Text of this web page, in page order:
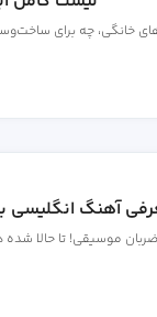
خانگی، چه برای
آهنگ انگلیسی
موسیقی! تا حالا